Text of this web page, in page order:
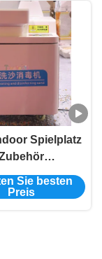
Spielplatz
Sie besten
Preis